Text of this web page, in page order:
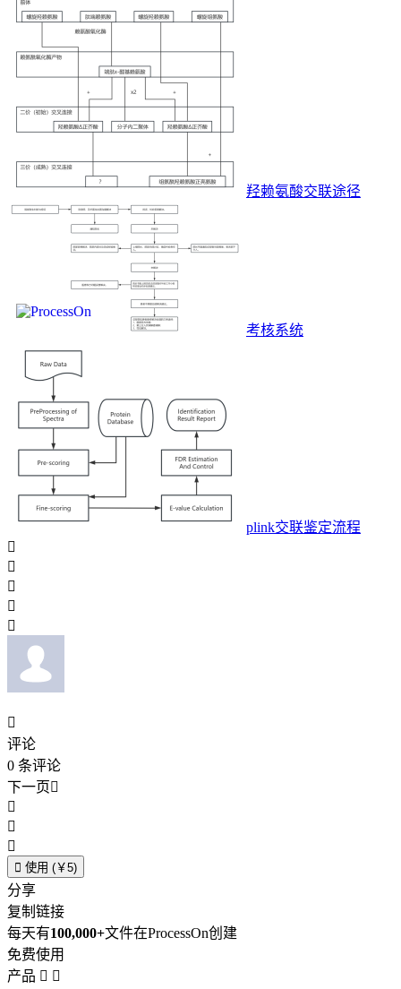
羟赖氨酸交联途径
考核系统
plink交联鉴定流程






评论
0 条评论
下一页



 使用 (￥5)
分享
复制链接
每天有100,000+文件在ProcessOn创建
免费使用
产品  